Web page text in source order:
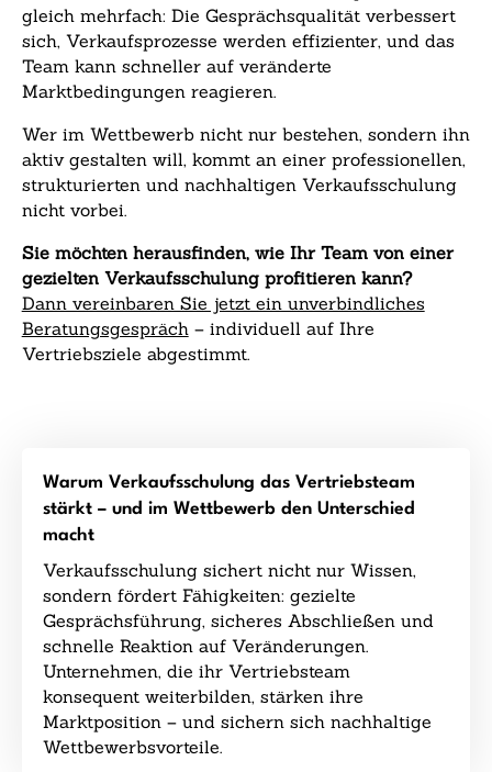
gleich mehrfach: Die Gesprächsqualität verbessert
sich, Verkaufsprozesse werden effizienter, und das
Team kann schneller auf veränderte
Marktbedingungen reagieren.
Wer im Wettbewerb nicht nur bestehen, sondern ihn
aktiv gestalten will, kommt an einer professionellen,
strukturierten und nachhaltigen Verkaufsschulung
nicht vorbei.
Sie möchten herausfinden, wie Ihr Team von einer
gezielten Verkaufsschulung profitieren kann?
Dann vereinbaren Sie jetzt ein unverbindliches
Beratungsgespräch – individuell auf Ihre
Vertriebsziele abgestimmt.
Warum Verkaufsschulung das Vertriebsteam
stärkt – und im Wettbewerb den Unterschied
macht
Verkaufsschulung sichert nicht nur Wissen,
sondern fördert Fähigkeiten: gezielte
Gesprächsführung, sicheres Abschließen und
schnelle Reaktion auf Veränderungen.
Unternehmen, die ihr Vertriebsteam
konsequent weiterbilden, stärken ihre
Marktposition – und sichern sich nachhaltige
Wettbewerbsvorteile.